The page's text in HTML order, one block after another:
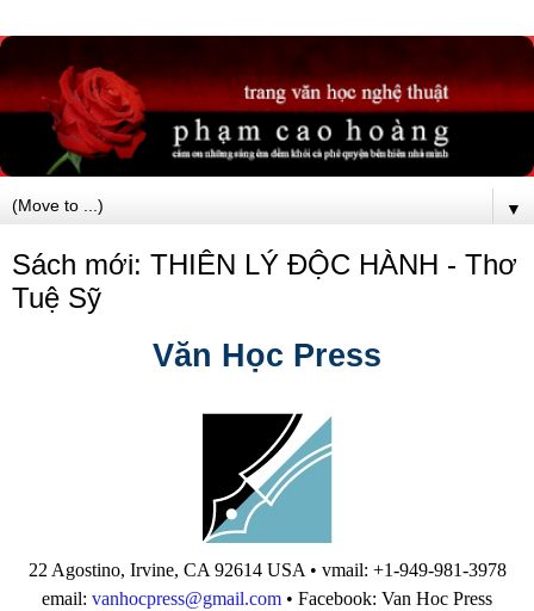
▼
Sách mới: THIÊN LÝ ĐỘC HÀNH - Thơ
Tuệ Sỹ
Văn Học Press
22 Agostino, Irvine, CA 92614 USA • vmail: +1-949-981-3978
email: vanhocpress@gmail.com • Facebook: Van Hoc Press